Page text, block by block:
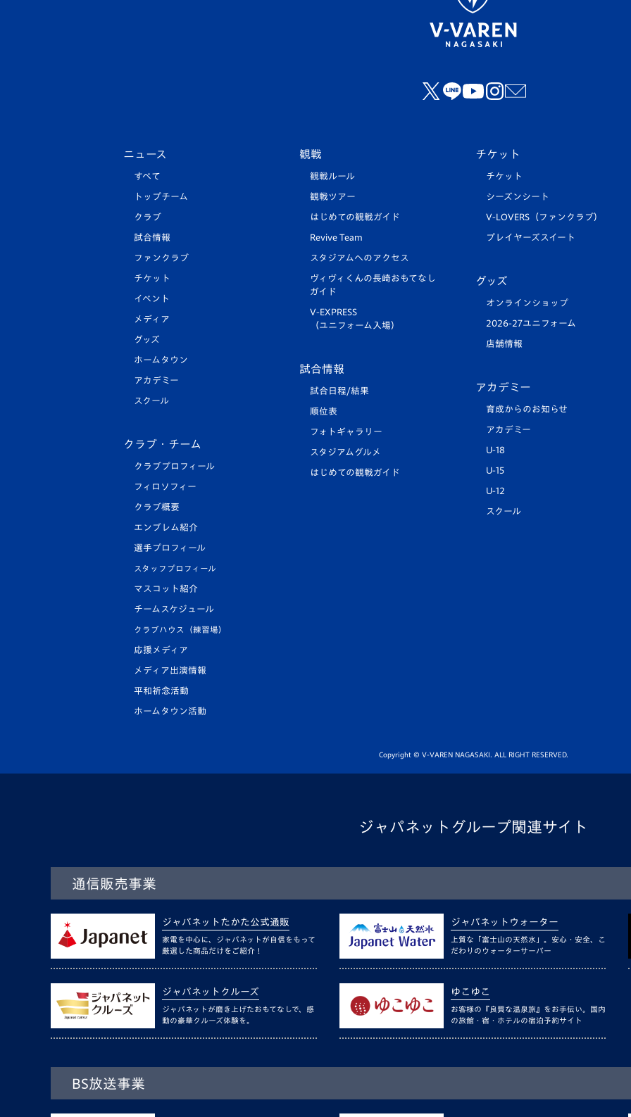
ニュース
すべて
トップチーム
クラブ
試合情報
ファンクラブ
チケット
イベント
メディア
グッズ
ホームタウン
アカデミー
スクール
クラブ・チーム
クラブプロフィール
フィロソフィー
クラブ概要
エンブレム紹介
選手プロフィール
スタッフプロフィール
マスコット紹介
チームスケジュール
クラブハウス（練習場）
応援メディア
メディア出演情報
平和祈念活動
ホームタウン活動
観戦
観戦ルール
観戦ツアー
はじめての観戦ガイド
Revive Team
スタジアムへのアクセス
ヴィヴィくんの長崎おもてなし
ガイド
V-EXPRESS
（ユニフォーム入場）
試合情報
試合日程/結果
順位表
フォトギャラリー
スタジアムグルメ
はじめての観戦ガイド
チケット
チケット
シーズンシート
V-LOVERS（ファンクラブ）
プレイヤーズスイート
グッズ
オンラインショップ
2026-27ユニフォーム
店舗情報
アカデミー
育成からのお知らせ
アカデミー
U-18
U-15
U-12
スクール
Copyright © V-VAREN NAGASAKI. ALL RIGHT RESERVED.
ジャパネットグループ関連サイト
通信販売事業
ジャパネットたかた公式通販
家電を中心に、ジャパネットが自信をもって
厳選した商品だけをご紹介！
ジャパネットウォーター
上質な「富士山の天然水」。安心・安全、こ
だわりのウォーターサーバー
ジャパネットクルーズ
ジャパネットが磨き上げたおもてなしで、感
動の豪華クルーズ体験を。
ゆこゆこ
お客様の『良質な温泉旅』をお手伝い。国内
の旅館・宿・ホテルの宿泊予約サイト
BS放送事業